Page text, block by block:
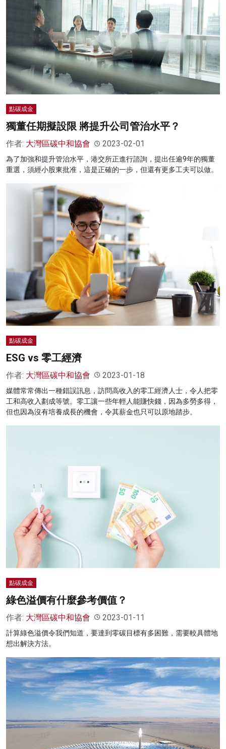
點碳成金
獨董任期擬設限 將提升公司管治水平？
作者: 大灣區碳中和協會 2023-02-01
為了加強和提升管治水平，港交所正進行諮詢，提出任逾9年的獨董
重選，須經小股東批准，這是正確的一步，但還有更多工夫可以做。
點碳成金
ESG vs 零工經濟
作者: 大灣區碳中和協會 2023-01-18
媒體常常傳出一種錯誤訊息，訪問高收入的零工經濟人士，令人把零
工和高收入劃成等號。零工讓一些年輕人能賺快錢，因為多勞多得，
但也因為沒有培養成長的機會，令其薪金也只可以原地踏步。
點碳成金
綠色溢價有什麼參考價值？
作者: 大灣區碳中和協會 2023-01-11
計算綠色溢價令我們知道，要達到零碳目標有多困難，需要較具體地
想出解決方法。